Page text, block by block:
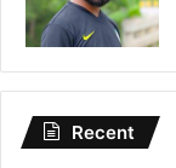
Recent